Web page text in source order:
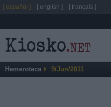
Hemeroteca 9/Jun/2011
[ español ] [ english ] [ français ]